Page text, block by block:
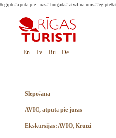
#egipte#atputa pie juras# hurgada# atvalinajums#
En Lv Ru De
Slēpošana
AVIO, atpūta pie jūras
Ekskursijas: AVIO, Kruīzi